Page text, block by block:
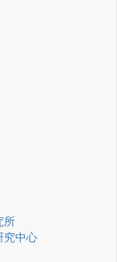
所
究中心